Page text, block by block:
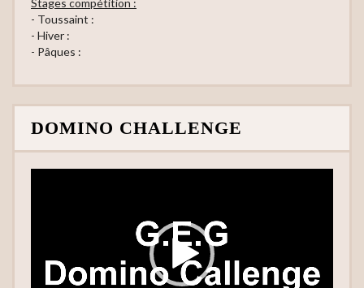
Stages compétition :
- Toussaint :
- Hiver :
- Pâques :
DOMINO CHALLENGE